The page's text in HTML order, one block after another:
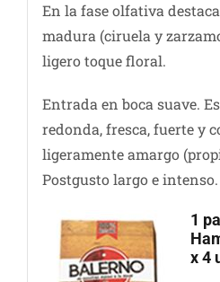
En la fase olfativa
madura (ciruela y
ligero toque floral.
Entrada en boca suave.
redonda, fresca, fuerte y
ligeramente amargo
Postgusto largo e intenso.
1
x 4